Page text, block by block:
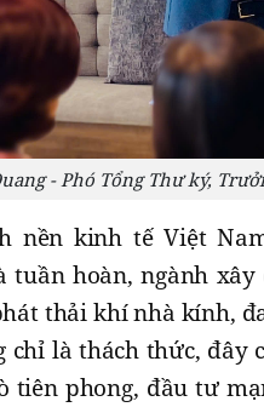
- Phó Tổng Thư ký,
nền kinh tế Việt
tuần hoàn, ngành
thải khí nhà kính,
chỉ là thách thức, đây
tiên phong, đầu tư